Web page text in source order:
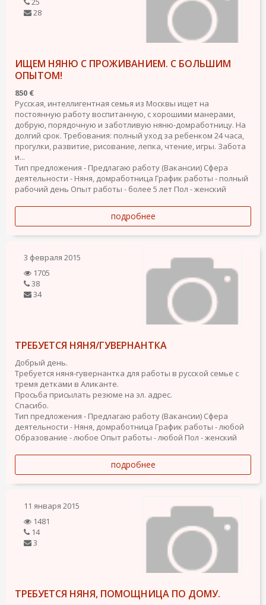
28
ИЩЕМ НЯНЮ С ПРОЖИВАНИЕМ. С БОЛЬШИМ
ОПЫТОМ!
850 €
Русская, интеллигентная семья из Москвы ищет на
постоянную работу воспитанную, с хорошими манерами,
добрую, порядочную и заботливую няню-домработницу. На
долгий срок. Требования: полный уход за ребенком 24 часа,
прогулки, развитие, рисование, лепка, чтение, игры. Забота
и...
Тип предложения - Предлагаю работу (Вакансии) Сфера
деятельности - Няня, домработница График работы - полный
рабочий день Опыт работы - более 5 лет Пол - женский
подробнее
3 февраля 2015
1705
38
34
ТРЕБУЕТСЯ НЯНЯ/ГУВЕРНАНТКА
Добрый день.
Требуется няня-гувернантка для работы в русской семье с
тремя детками в Аликанте.
Просьба присылать резюме на эл. адрес.
Спасибо.
Тип предложения - Предлагаю работу (Вакансии) Сфера
деятельности - Няня, домработница График работы - любой
Образование - любое Опыт работы - любой Пол - женский
подробнее
11 января 2015
1481
14
3
ТРЕБУЕТСЯ НЯНЯ, ПОМОЩНИЦА ПО ДОМУ.